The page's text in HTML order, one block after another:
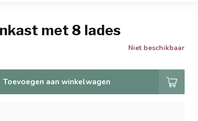
met 8 lades
Niet beschikbaar
Toevoegen aan winkelwagen